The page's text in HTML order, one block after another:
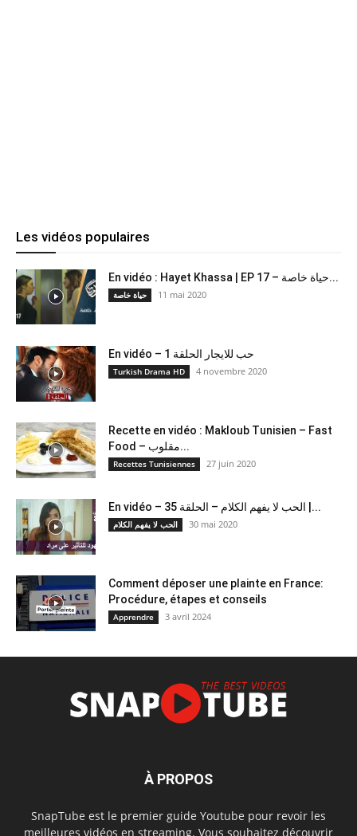
Les vidéos populaires
En vidéo : Hayet Khassa | EP 17 – حياة خاصة...
حياة خاصة 11 mai 2020
En vidéo – حب للايجار الحلقة 1
Turkish Drama HD 4 novembre 2020
Recette en vidéo : Makloub Tunisien – Fast
Food – مقلوب...
Recettes Tunisiennes 27 juin 2020
En vidéo – الحب لا يفهم الكلام – الحلقة 35 |...
الحب لا يفهم الكلام 30 mai 2020
Comment déposer une plainte en France:
Procédure, étapes et conseils
Apprendre 3 avril 2024
À PROPOS
SnapTube est le premier guide Youtube pour revoir les
meilleures vidéos en streaming. Vous souhaitez découvrir